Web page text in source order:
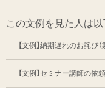
この文例を見た人は
【文例】納期遅れのお詫び
【文例】セミナー講師の依